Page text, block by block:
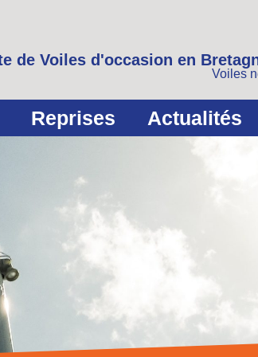
de Voiles d'occasion en
Voiles
Reprises Actualités